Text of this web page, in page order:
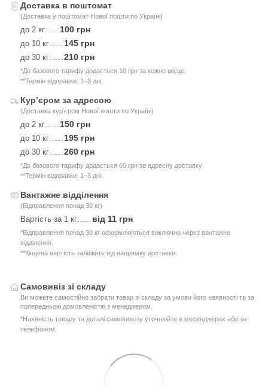
Доставка в поштомат
(Доставка у поштомат Нової пошти по Україні)
до 2 кг..... 100 грн
до 10 кг..... 145 грн
до 30 кг.....210 грн
*До базового тарифу додається 10 грн за кожне місце.
**Термін відправки: 1–3 дні.
Курʼєром за адресою
(Доставка курʼєром Нової пошти по Україні)
до 2 кг..... 150 грн
до 10 кг..... 195 грн
до 30 кг.....260 грн
*До базового тарифу додається 60 грн за адресну доставку.
**Термін відправки: 1–3 дні.
Вантажне відділення
(Відправлення понад 30 кг)
Вартість за 1 кг..... від 11 грн
*Відправлення понад 30 кг оформлюються виключно через вантажне
відділення.
**Кінцева вартість залежить від напрямку доставки.
Самовивіз зі складу
Ви можете самостійно забрати товар зі складу за умови його наявності та за
попередньою домовленістю з менеджером.
*Наявність товару та деталі самовивозу уточнюйте в месенджерах або за
телефоном.